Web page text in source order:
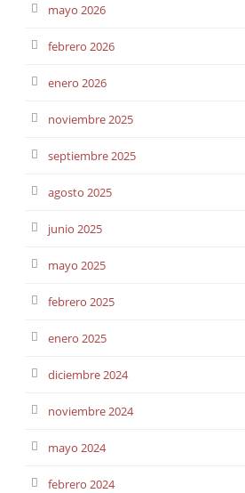
mayo 2026
febrero 2026
enero 2026
noviembre 2025
septiembre 2025
agosto 2025
junio 2025
mayo 2025
febrero 2025
enero 2025
diciembre 2024
noviembre 2024
mayo 2024
febrero 2024